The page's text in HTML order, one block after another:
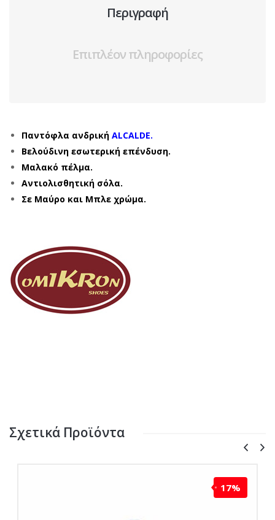
Περιγραφή
Επιπλέον πληροφορίες
Παντόφλα ανδρική ALCALDE.
Βελούδινη εσωτερική επένδυση.
Μαλακό πέλμα.
Αντιολισθητική σόλα.
Σε Μαύρο και Μπλε χρώμα.
Σχετικά Προϊόντα
17%